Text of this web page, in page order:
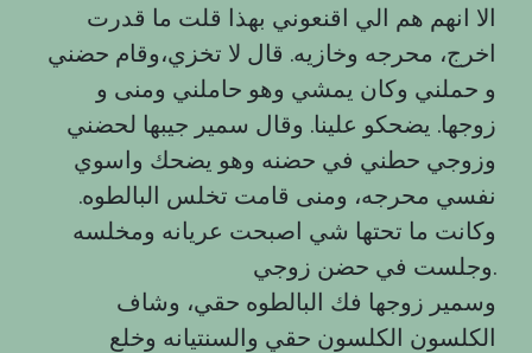
الا انهم هم الي اقنعوني بهذا قلت ما قدرت
اخرج، محرجه وخازيه. قال لا تخزي،وقام حضني
و حملني وكان يمشي وهو حاملني ومنى و
زوجها. يضحكو علينا. وقال سمير جيبها لحضني
وزوجي حطني في حضنه وهو يضحك واسوي
نفسي محرجه، ومنى قامت تخلس البالطوه.
وكانت ما تحتها شي اصبحت عريانه ومخلسه
وجلست في حضن زوجي.
وسمير زوجها فك البالطوه حقي، وشاف
الكلسون الكلسون حقي والسنتيانه وخلع